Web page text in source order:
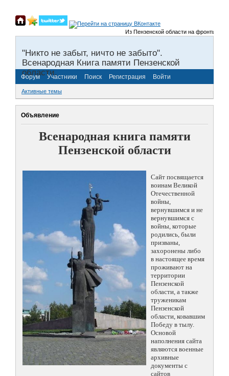
Из Пензенской области на фронты
"Никто не забыт, ничто не забыто".
Всенародная Книга памяти Пензенской
области.
Форум Участники Поиск Регистрация Войти
Активные темы
Объявление
Всенародная книга памяти
Пензенской области
Сайт посвящается
воинам Великой
Отечественной
войны,
вернувшимся и не
вернувшимся с
войны, которые
родились, были
призваны,
захоронены либо
в настоящее время
проживают на
территории
Пензенской
области, а также
труженикам
Пензенской
области, ковавшим
Победу в тылу.
Основой
наполнения сайта
являются военные
архивные
документы с
сайтов